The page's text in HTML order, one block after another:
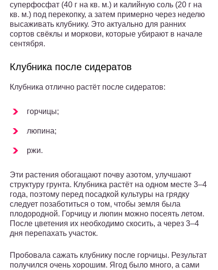
суперфосфат (40 г на кв. м.) и калийную соль (20 г на
кв. м.) под перекопку, а затем примерно через неделю
высаживать клубнику. Это актуально для ранних
сортов свёклы и моркови, которые убирают в начале
сентября.
Клубника после сидератов
Клубника отлично растёт после сидератов:
горчицы;
люпина;
ржи.
Эти растения обогащают почву азотом, улучшают
структуру грунта. Клубника растёт на одном месте 3–4
года, поэтому перед посадкой культуры на грядку
следует позаботиться о том, чтобы земля была
плодородной. Горчицу и люпин можно посеять летом.
После цветения их необходимо скосить, а через 3–4
дня перепахать участок.
Пробовала сажать клубнику после горчицы. Результат
получился очень хорошим. Ягод было много, а сами